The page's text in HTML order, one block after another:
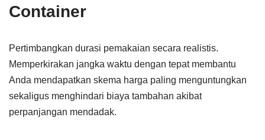
Container
Pertimbangkan durasi pemakaian secara realistis.
Memperkirakan jangka waktu dengan tepat membantu
Anda mendapatkan skema harga paling menguntungkan
sekaligus menghindari biaya tambahan akibat
perpanjangan mendadak.